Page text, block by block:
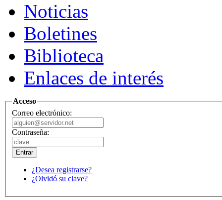
Noticias
Boletines
Biblioteca
Enlaces de interés
Acceso
Correo electrónico:
Contraseña:
¿Desea registrarse?
¿Olvidó su clave?